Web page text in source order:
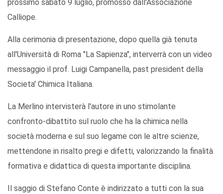
prossimo sabato 9 luglio, promosso dall'Associazione
Calliope.
Alla cerimonia di presentazione, dopo quella già tenuta
all'Università di Roma "La Sapienza", interverrà con un video
messaggio il prof. Luigi Campanella, past president della
Societa' Chimica Italiana.
La Merlino intervisterà l'autore in uno stimolante
confronto-dibattito sul ruolo che ha la chimica nella
società moderna e sul suo legame con le altre scienze,
mettendone in risalto pregi e difetti, valorizzando la ﬁnalità
formativa e didattica di questa importante disciplina.
Il saggio di Stefano Conte è indirizzato a tutti con la sua